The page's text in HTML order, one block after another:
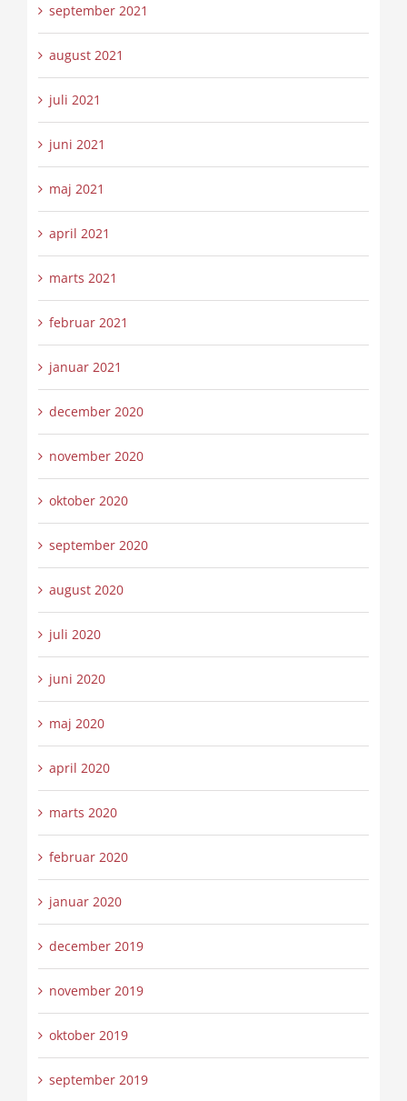
september 2021
august 2021
juli 2021
juni 2021
maj 2021
april 2021
marts 2021
februar 2021
januar 2021
december 2020
november 2020
oktober 2020
september 2020
august 2020
juli 2020
juni 2020
maj 2020
april 2020
marts 2020
februar 2020
januar 2020
december 2019
november 2019
oktober 2019
september 2019